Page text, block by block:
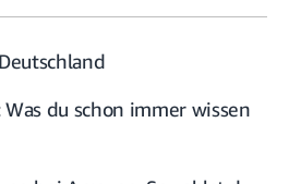
du schon immer wissen